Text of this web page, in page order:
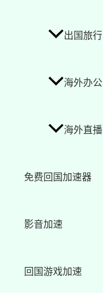
出国旅行
海外办公
海外直播
免费回国加速器
影音加速
回国游戏加速